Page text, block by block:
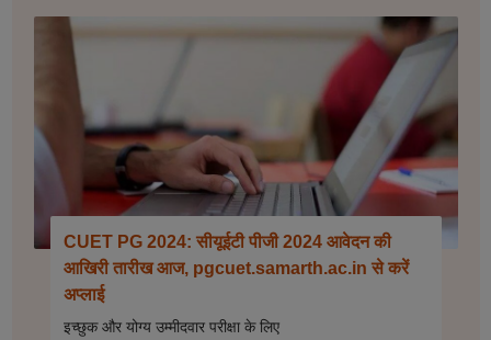
CUET PG 2024: सीयूईटी पीजी 2024 आवेदन की
आखिरी तारीख आज, pgcuet.samarth.ac.in से करें
अप्लाई
इच्छुक और योग्य उम्मीदवार परीक्षा के लिए